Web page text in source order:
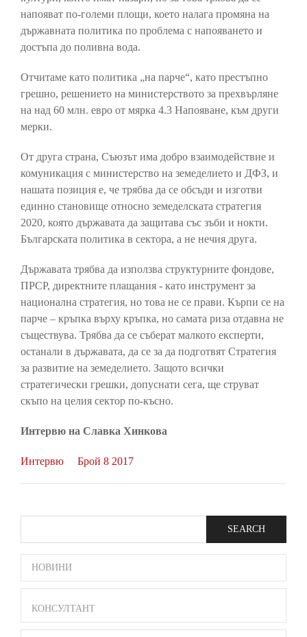
напояват по-големи площи, което налага промяна на
държавната политика по проблема с напояването и
достъпа до поливна вода.
Отчитаме като политика „на парче“, като престъпно
грешно, решението на министерството за прехвърляне
на над 60 млн. евро от мярка 4.3 Напояване, към други
мерки.
От друга страна, Съюзът има добро взаимодействие и
комуникация с министерство на земеделието и ДФЗ, и
нашата позиция е, че трябва да се обсъди и изготви
единно становище относно земеделската стратегия
2020, която държавата да защитава със зъби и нокти.
Българската политика в сектора, а не нечия друга.
Държавата трябва да използва структурните фондове,
ПРСР, директните плащания - като инструмент за
национална стратегия, но това не се прави. Кърпи се на
парче – кръпка върху кръпка, но самата риза отдавна не
съществува. Трябва да се съберат малкото експерти,
останали в държавата, да се за да подготвят Стратегия
за развитие на земеделието. Защото всички
стратегически грешки, допуснати сега, ще струват
скъпо на целия сектор по-късно.
Интервю на Славка Хинкова
Интервю Брой 8 2017
SIDE
BAR
MENU
НОВИНИ
КОНСУЛТАНТ